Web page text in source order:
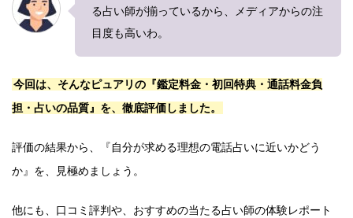
る占い師が揃っているから、メディアからの注
目度も高いわ。
今回は、そんなピュアリの『鑑定料金・初回特典・通話料金負
担・占いの品質』を、徹底評価しました。
評価の結果から、『自分が求める理想の電話占いに近いかどう
か』を、見極めましょう。
他にも、口コミ評判や、おすすめの当たる占い師の体験レポート